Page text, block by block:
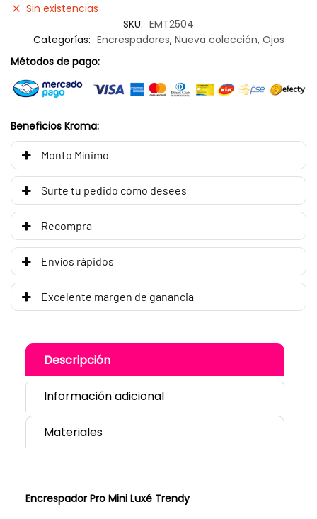
Sin existencias
SKU: EMT2504
Categorías: Encrespadores, Nueva colección, Ojos
Métodos de pago:
Beneficios Kroma:
Monto Mínimo
Surte tu pedido como desees
Recompra
Envíos rápidos
Excelente margen de ganancia
Descripción
Información adicional
Materiales
Encrespador Pro Mini Luxé Trendy